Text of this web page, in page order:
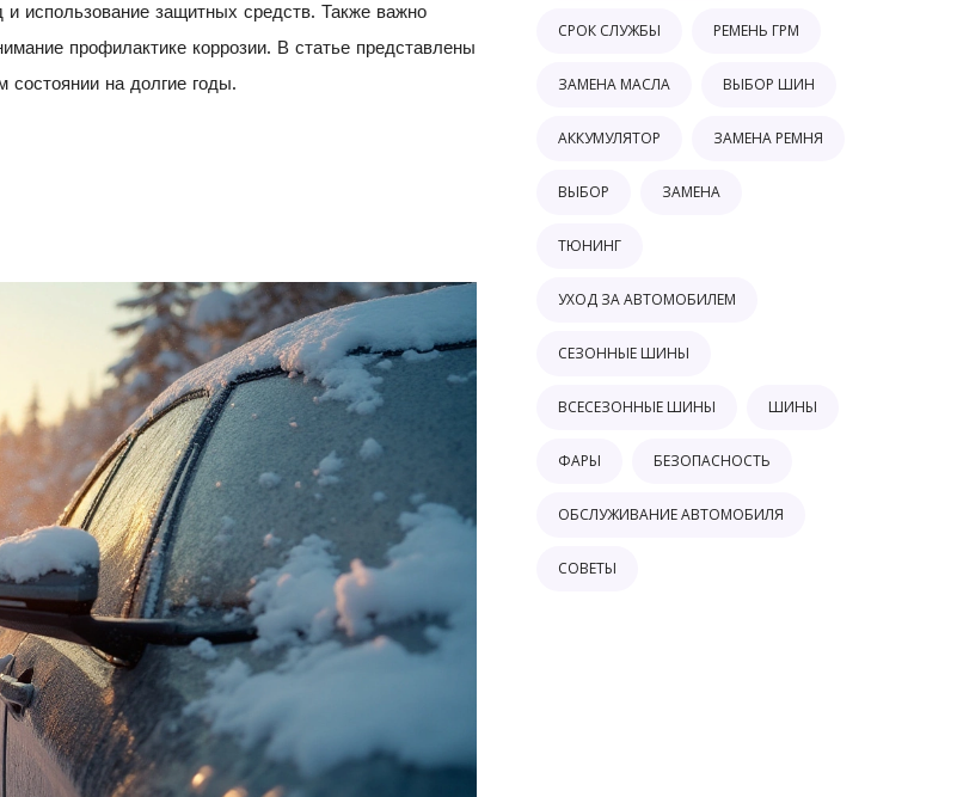
использование защитных средств. Также важно
профилактике коррозии. В статье представлены
состоянии на долгие годы.
СРОК СЛУЖБЫ РЕМЕНЬ ГРМ
ЗАМЕНА МАСЛА ВЫБОР ШИН
АККУМУЛЯТОР ЗАМЕНА РЕМНЯ
ВЫБОР ЗАМЕНА
ТЮНИНГ
УХОД ЗА АВТОМОБИЛЕМ
СЕЗОННЫЕ ШИНЫ
ВСЕСЕЗОННЫЕ ШИНЫ ШИНЫ
ФАРЫ БЕЗОПАСНОСТЬ
ОБСЛУЖИВАНИЕ АВТОМОБИЛЯ
СОВЕТЫ